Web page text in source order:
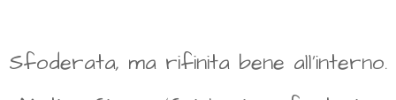
Sfoderata, ma rifinita bene all'interno.